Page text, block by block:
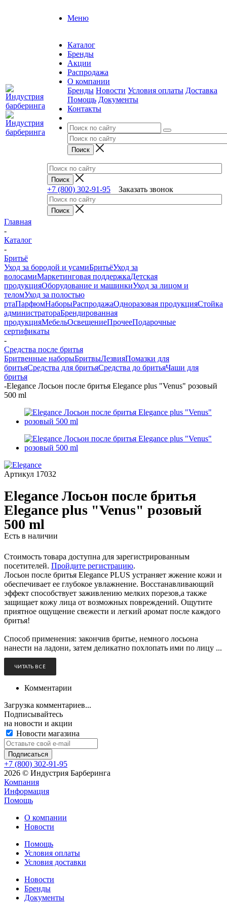
Меню
Каталог
Бренды
Акции
Распродажа
О компании
Бренды Новости Условия оплаты Доставка
Помощь Документы
Контакты
+7 (800) 302-91-95 Заказать звонок
Главная
-
Каталог
-
Бритьё
Уход за бородой и усамиБритьёУход за
волосамиМаркетинговая поддержкаДетская
продукцияОборудование и машинкиУход за лицом и
теломУход за полостью
ртаПарфюмНаборыРаспродажаОдноразовая продукцияСтойка
администратораБрендированная
продукцияМебельОсвещениеПрочееПодарочные
сертификаты
-
Средства после бритья
Бритвенные наборыБритвыЛезвияПомазки для
бритьяСредства для бритьяСредства до бритьяЧаши для
бритья
-Elegance Лосьон после бритья Elegance plus "Venus" розовый
500 ml
Артикул 17032
Elegance Лосьон после бритья
Elegance plus "Venus" розовый
500 ml
Есть в наличии
Стоимость товара доступна для зарегистрированным
посетителей. Пройдите регистрацию.
Лосьон после бритья Elegance PLUS устраняет жжение кожи и
обеспечивает ее глубокое увлажнение. Восстанавливающий
эффект способствует заживлению мелких порезов,а также
защищает кожу лица от возможных повреждений. Ощутите
приятное ощущение свежести и легкий аромат после каждого
бритья!
Способ применения: закончив бритье, немного лосьона
нанести на ладони, затем деликатно похлопать ими по лицу ...
ЧИТАТЬ ВСЁ
Комментарии
Загрузка комментариев...
Подписывайтесь
на новости и акции
Новости магазина
+7 (800) 302-91-95
2026 © Индустрия Барберинга
Компания
Информация
Помощь
О компании
Новости
Помощь
Условия оплаты
Условия доставки
Новости
Бренды
Документы